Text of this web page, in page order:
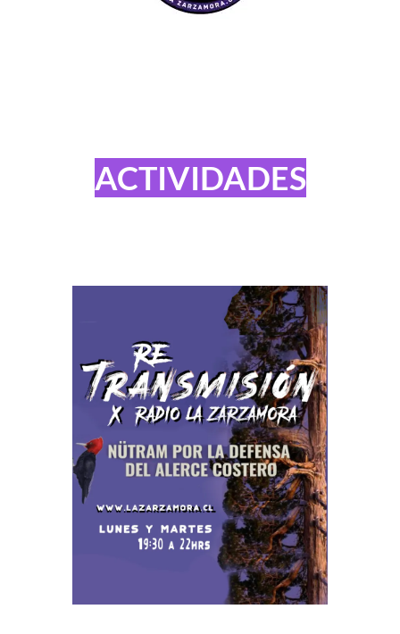
ACTIVIDADES